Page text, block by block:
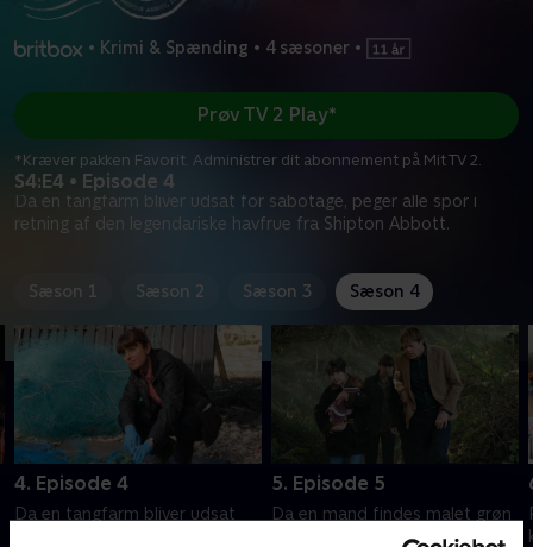
• Krimi & Spænding • 4 sæsoner •
S4:E4 • Episode 4
Da en tangfarm bliver udsat for sabotage, peger alle spor i
retning af den legendariske havfrue fra Shipton Abbott.
Prøv TV 2 Play*
*Kræver pakken Favorit. Administrer dit abonnement på Mit TV 2.
Sæson 1 Sæson 2 Sæson 3 Sæson 4
4. Episode 4
Da en tangfarm bliver udsat
5. Episode 5
Da en mand findes malet grøn
og omviklet med vedbend,